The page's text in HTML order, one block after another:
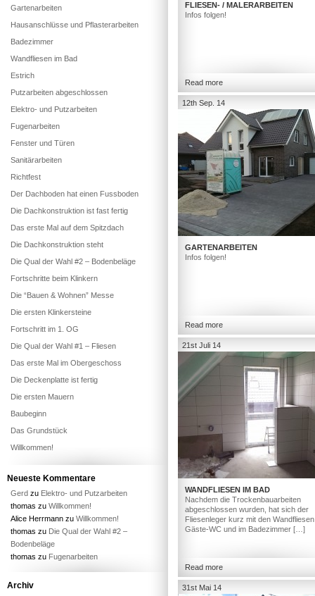
FLIESEN- / MALERARBEITEN
Infos folgen!
Read more
12th Sep. 14
GARTENARBEITEN
Infos folgen!
Read more
21st Juli 14
WANDFLIESEN IM BAD
Nachdem die Trockenbauarbeiten
abgeschlossen wurden, hat sich der
Fliesenleger kurz mit den
Gäste-WC und im Badezimmer […]
Read more
31st Mai 14
Gartenarbeiten
Hausanschlüsse und Pflasterarbeiten
Badezimmer
Wandfliesen im Bad
Estrich
Putzarbeiten abgeschlossen
Elektro- und Putzarbeiten
Fugenarbeiten
Fenster und Türen
Sanitärarbeiten
Richtfest
Der Dachboden hat einen Fussboden
Die Dachkonstruktion ist fast fertig
Das erste Mal auf dem Spitzdach
Die Dachkonstruktion steht
Die Qual der Wahl #2 – Bodenbeläge
Fortschritte beim Klinkern
Die “Bauen & Wohnen” Messe
Die ersten Klinkersteine
Fortschritt im 1. OG
Die Qual der Wahl #1 – Fliesen
Das erste Mal im Obergeschoss
Die Deckenplatte ist fertig
Die ersten Mauern
Baubeginn
Das Grundstück
Willkommen!
Neueste Kommentare
Gerd zu Elektro- und Putzarbeiten
thomas zu Willkommen!
Alice Herrmann zu Willkommen!
thomas zu Die Qual der Wahl #2 –
Bodenbeläge
thomas zu Fugenarbeiten
Archiv